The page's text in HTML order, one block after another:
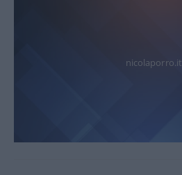
nicolaporro.it